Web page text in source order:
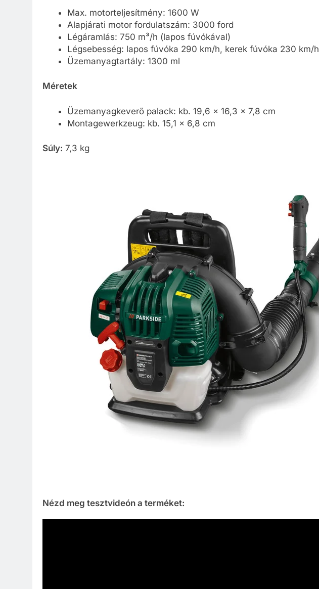
Max. motorteljesítmény: 1600 W
Alapjárati motor fordulatszám: 3000 ford
Légáramlás: 750 m³/h (lapos fúvókával)
Légsebesség: lapos fúvóka 290 km/h, kerek fúvóka 230 km/h
Üzemanyagtartály: 1300 ml
Méretek
Üzemanyagkeverő palack: kb. 19,6 x 16,3 x 7,8 cm
Montagewerkzeug: kb. 15,1 x 6,8 cm
Súly: 7,3 kg
Nézd meg tesztvideón a terméket: